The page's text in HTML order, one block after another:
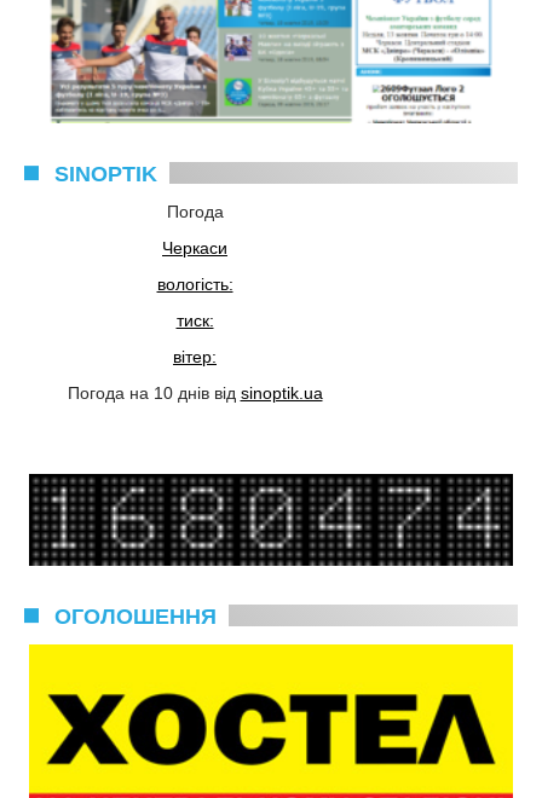
SINOPTIK
Погода
Черкаси
вологість:
тиск:
вітер:
Погода на 10 днів від sinoptik.ua
ОГОЛОШЕННЯ